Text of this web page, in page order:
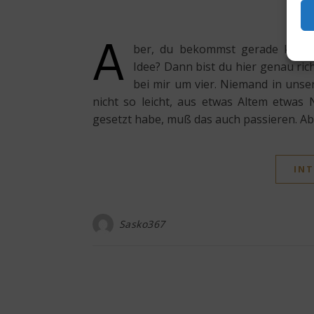
A
ber, du bekommst gerade
Idee? Dann bist du hier genau
bei mir um vier. Niemand in
nicht so leicht, aus etwas Altem
gesetzt habe, muß das auch passieren.
Sasko367